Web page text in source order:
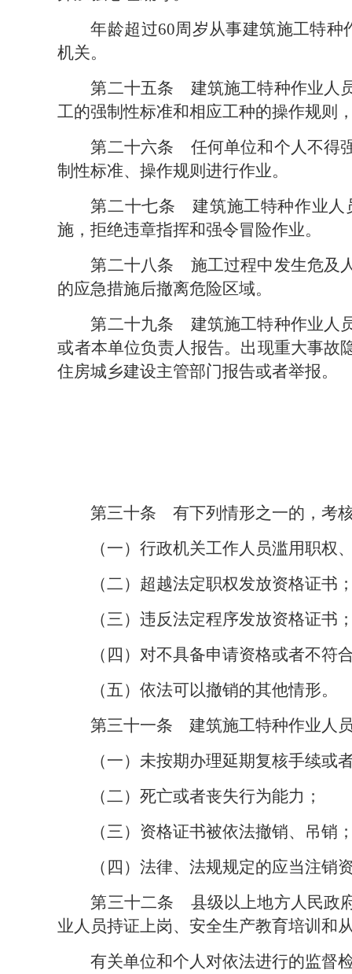
年龄超过60周岁从事建筑施工特
机关。
第二十五条 建筑施工特种作业人
工的强制性标准和相应工种的操作规则
第二十六条 任何单位和个人不得
制性标准、操作规则进行作业。
第二十七条 建筑施工特种作业
施，拒绝违章指挥和强令冒险作业。
第二十八条 施工过程中发生危及
的应急措施后撤离危险区域。
第二十九条 建筑施工特种作业人
或者本单位负责人报告。出现重大事故
住房城乡建设主管部门报告或者举报。
第三十条 有下列情形之一的，考
（一）行政机关工作人员滥用职权
（二）超越法定职权发放资格证书
（三）违反法定程序发放资格证书
（四）对不具备申请资格或者不
（五）依法可以撤销的其他情形。
第三十一条 建筑施工特种作业人
（一）未按期办理延期复核手续或
（二）死亡或者丧失行为能力；
（三）资格证书被依法撤销、吊销
（四）法律、法规规定的应当注销
第三十二条 县级以上地方人民政
业人员持证上岗、安全生产教育培训和
有关单位和个人对依法进行的监督